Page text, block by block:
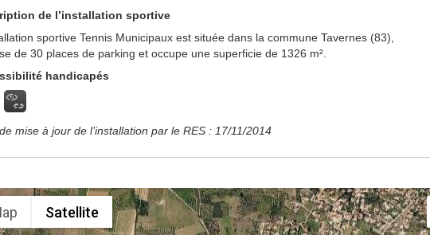
de l’installation sportive
sportive Tennis Municipaux est située dans la commune Tavernes (83),
de 30 places de parking et occupe une superficie de 1326 m².
handicapés
mise à jour de l’installation par le RES : 17/11/2014
Satellite